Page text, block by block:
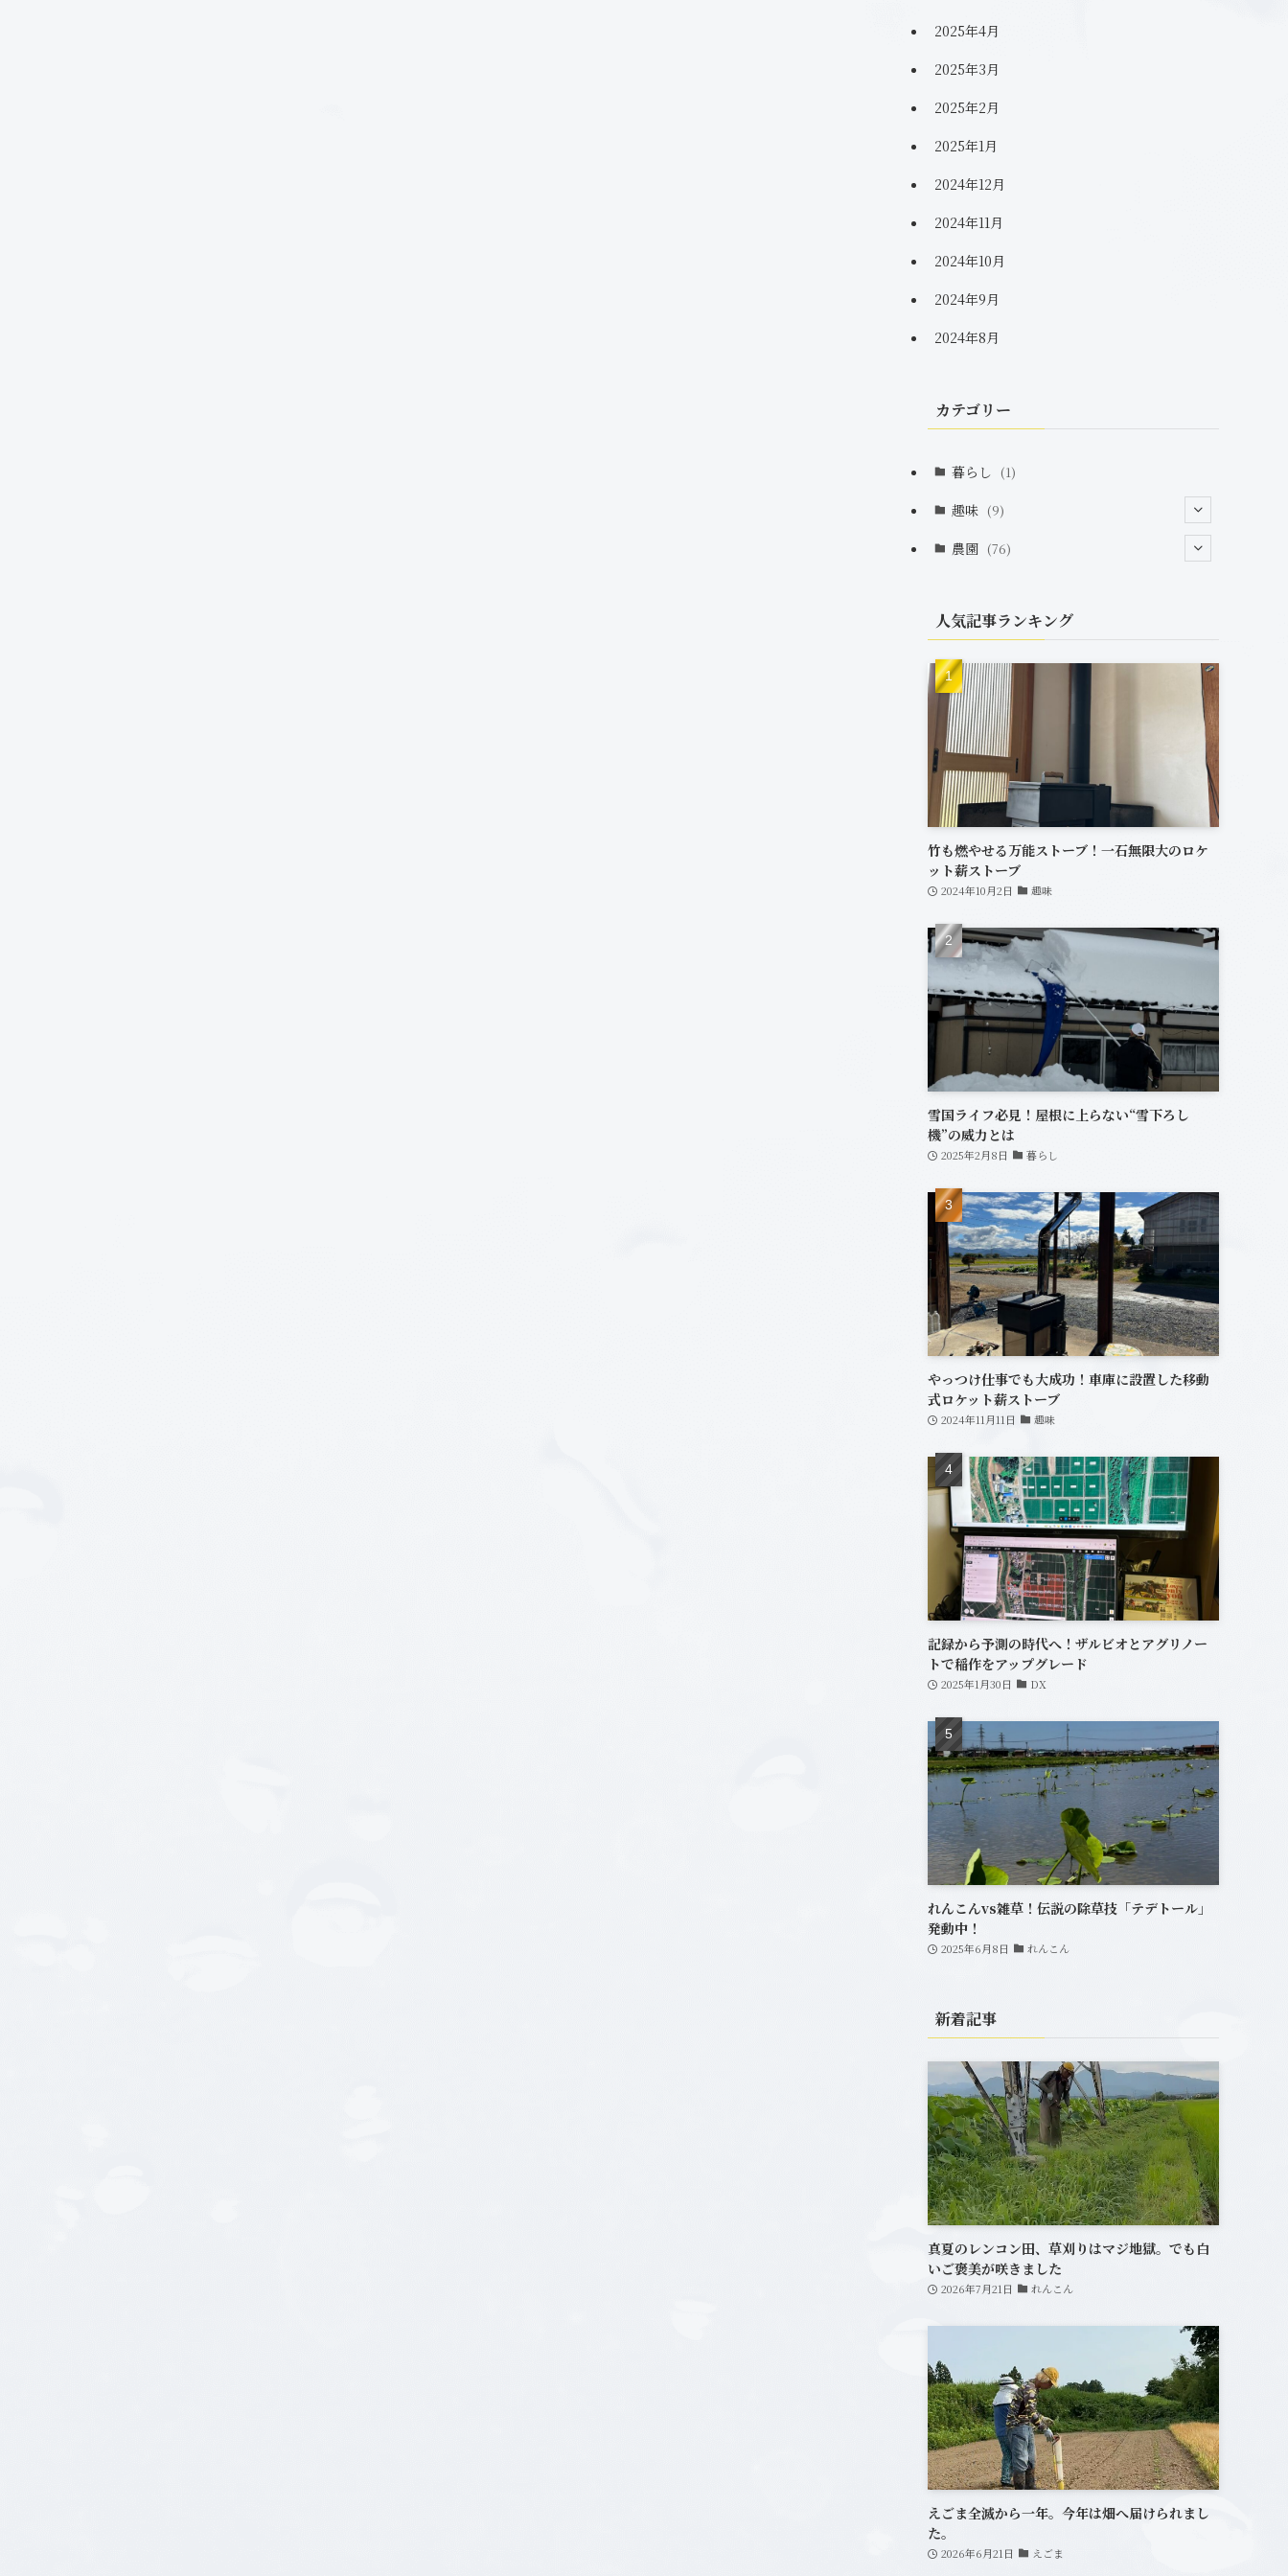
2025年4月
2025年3月
2025年2月
2025年1月
2024年12月
2024年11月
2024年10月
2024年9月
2024年8月
カテゴリー
暮らし (1)
趣味 (9)
(1)
農園 (76)
(12)
(33)
(6)
(2)
人気記事ランキング
竹も燃やせる万能ストーブ！一石無限大のロケ
ット薪ストーブ
2024年10月2日 趣味
雪国ライフ必見！屋根に上らない“雪下ろし
機”の威力とは
2025年2月8日 暮らし
やっつけ仕事でも大成功！車庫に設置した移動
式ロケット薪ストーブ
2024年11月11日 趣味
記録から予測の時代へ！ザルビオとアグリノー
トで稲作をアップグレード
2025年1月30日 DX
れんこんvs雑草！伝説の除草技「テデトール」
発動中！
2025年6月8日 れんこん
新着記事
真夏のレンコン田、草刈りはマジ地獄。でも白
いご褒美が咲きました
2026年7月21日 れんこん
えごま全滅から一年。今年は畑へ届けられまし
た。
2026年6月21日 えごま